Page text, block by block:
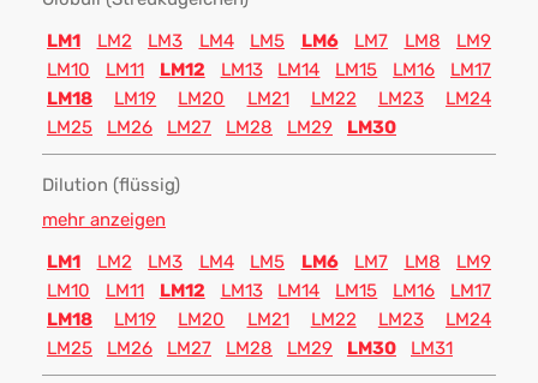
LM1
LM2 LM3 LM4 LM5 LM6 LM7 LM8
LM9
LM10
LM11 LM12 LM13 LM14 LM15 LM16
LM17
LM18
LM19 LM20 LM21 LM22 LM23
LM24
LM25
LM26 LM27 LM28 LM29 LM30
Dilution (flüssig)
mehr anzeigen
LM1
LM2 LM3 LM4 LM5 LM6 LM7 LM8
LM9
LM10
LM11 LM12 LM13 LM14 LM15 LM16
LM17
LM18
LM19 LM20 LM21 LM22 LM23
LM24
LM25
LM26 LM27 LM28 LM29 LM30 LM31